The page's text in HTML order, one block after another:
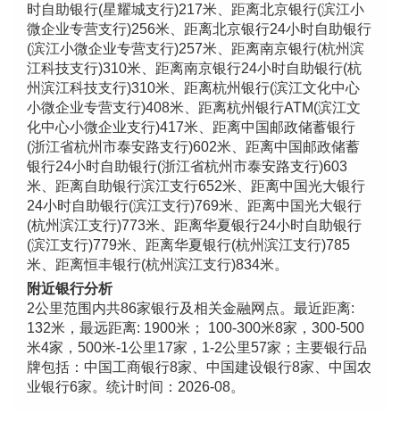
时自助银行(星耀城支行)217米、距离北京银行(滨江小
微企业专营支行)256米、距离北京银行24小时自助银行
(滨江小微企业专营支行)257米、距离南京银行(杭州滨
江科技支行)310米、距离南京银行24小时自助银行(杭
州滨江科技支行)310米、距离杭州银行(滨江文化中心
小微企业专营支行)408米、距离杭州银行ATM(滨江文
化中心小微企业支行)417米、距离中国邮政储蓄银行
(浙江省杭州市泰安路支行)602米、距离中国邮政储蓄
银行24小时自助银行(浙江省杭州市泰安路支行)603
米、距离自助银行滨江支行652米、距离中国光大银行
24小时自助银行(滨江支行)769米、距离中国光大银行
(杭州滨江支行)773米、距离华夏银行24小时自助银行
(滨江支行)779米、距离华夏银行(杭州滨江支行)785
米、距离恒丰银行(杭州滨江支行)834米。
附近银行分析
2公里范围内共86家银行及相关金融网点。最近距离:
132米，最远距离: 1900米； 100-300米8家，300-500
米4家，500米-1公里17家，1-2公里57家；主要银行品
牌包括：中国工商银行8家、中国建设银行8家、中国农
业银行6家。统计时间：2026-08。